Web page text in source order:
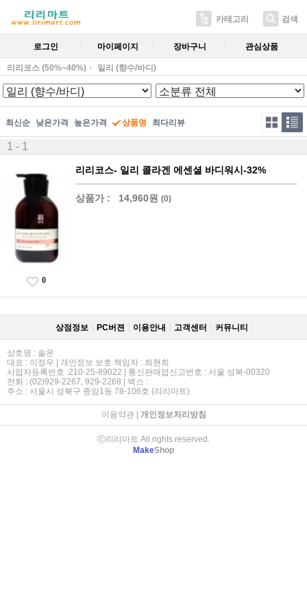
카테고리 검색
로그인 마이페이지 장바구니 관심상품
리리코스 (50%~40%) 일리 (향수/바디)
최신순 낮은가격 높은가격 상품명 최다리뷰
1 - 1
리리코스- 일리 콜라겐 에센셜 바디워시-32%
상품가 : 14,960원 (0)
0
상점정보 PC버젼 이용안내 고객센터 커뮤니티
상호명 : 솔운
대표 : 이정우 | 개인정보 보호 책임자 : 최현희
사업자등록번호 :210-25-89022 | 통신판매업신고번호 : 서울 성북-00320
전화 : (02)929-2267, 929-2268 | 팩스 :
주소 : 서울시 성북구 종암1동 78-106호 (리리마트)
이용약관| 개인정보처리방침
ⓒ리리마트 All rights reserved.
MakeShop